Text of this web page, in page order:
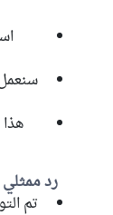
رد ممثلي
تم